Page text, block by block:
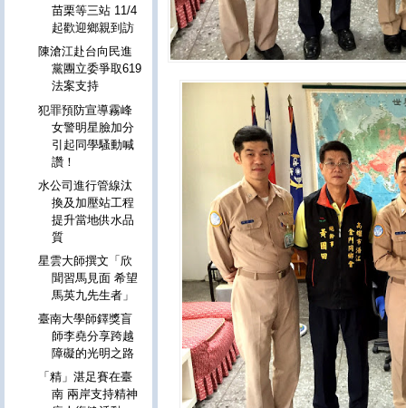
苗栗等三站 11/4
起歡迎鄉親到訪
陳滄江赴台向民進
黨團立委爭取619
法案支持
犯罪預防宣導霧峰
女警明星臉加分
引起同學騷動喊
讚！
水公司進行管線汰
換及加壓站工程
提升當地供水品
質
星雲大師撰文「欣
聞習馬見面 希望
馬英九先生者」
臺南大學師鐸獎盲
師李堯分享跨越
障礙的光明之路
「精」湛足賽在臺
南 兩岸支持精神